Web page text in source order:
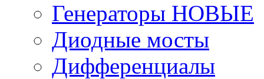
Генераторы НОВЫЕ
Диодные мосты
Дифференциалы